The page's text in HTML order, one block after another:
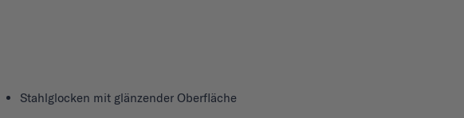
Stahlglocken mit glänzender Oberfläche